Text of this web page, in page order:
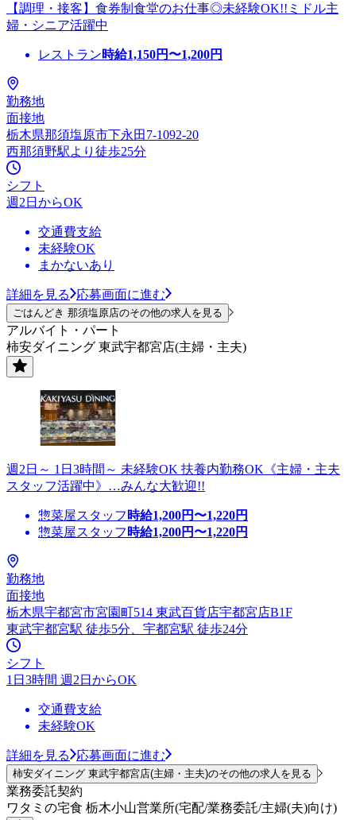
【調理・接客】食券制食堂のお仕事◎未経験OK!!ミドル主
婦・シニア活躍中
レストラン時給1,150円〜1,200円
勤務地
面接地
栃木県那須塩原市下永田7-1092-20
西那須野駅より徒歩25分
シフト
週2日からOK
交通費支給
未経験OK
まかないあり
詳細を見る 応募画面に進む
ごはんどき 那須塩原店のその他の求人を見る
アルバイト・パート
柿安ダイニング 東武宇都宮店(主婦・主夫)
週2日～ 1日3時間～ 未経験OK 扶養内勤務OK《主婦・主夫
スタッフ活躍中》…みんな大歓迎!!
惣菜屋スタッフ 時給1,200円〜1,220円
惣菜屋スタッフ 時給1,200円〜1,220円
勤務地
面接地
栃木県宇都宮市宮園町514 東武百貨店宇都宮店B1F
東武宇都宮駅 徒歩5分、宇都宮駅 徒歩24分
シフト
1日3時間 週2日からOK
交通費支給
未経験OK
詳細を見る 応募画面に進む
柿安ダイニング 東武宇都宮店(主婦・主夫)のその他の求人を見る
業務委託契約
ワタミの宅食 栃木小山営業所(宅配/業務委託/主婦(夫)向け)